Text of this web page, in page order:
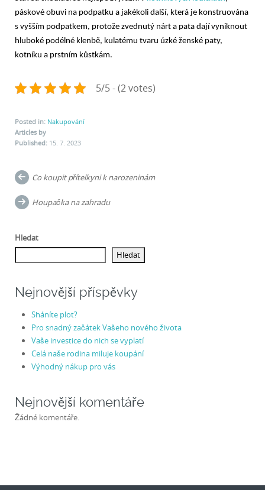
páskové obuvi na podpatku a jakékoli další, která je konstruována
s vyšším podpatkem, protože zvednutý nárt a pata dají vyniknout
hluboké podélné klenbě, kulatému tvaru úzké ženské paty,
kotníku a prstním kůstkám.
5/5 - (2 votes)
Posted in: Nakupování
Articles by
Published: 15. 7. 2023
Post
navigation
Co koupit přítelkyni k narozeninám
Houpačka na zahradu
Hledat
Hledat
Nejnovější příspěvky
Sháníte plot?
Pro snadný začátek Vašeho nového života
Vaše investice do nich se vyplatí
Celá naše rodina miluje koupání
Výhodný nákup pro vás
Nejnovější komentáře
Žádné komentáře.